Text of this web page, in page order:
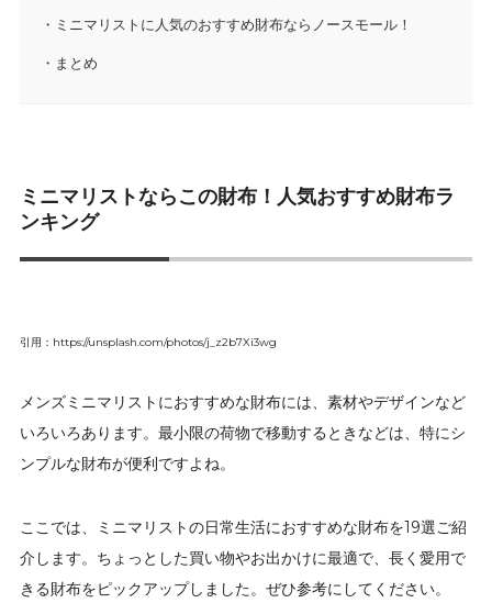
ミニマリストに人気のおすすめ財布ならノースモール！
まとめ
ミニマリストならこの財布！人気おすすめ財布ラ
ンキング
引用：https://unsplash.com/photos/j_z2b7Xi3wg
メンズミニマリストにおすすめな財布には、素材やデザインなど
いろいろあります。最小限の荷物で移動するときなどは、特にシ
ンプルな財布が便利ですよね。
ここでは、ミニマリストの日常生活におすすめな財布を19選ご紹
介します。ちょっとした買い物やお出かけに最適で、長く愛用で
きる財布をピックアップしました。ぜひ参考にしてください。